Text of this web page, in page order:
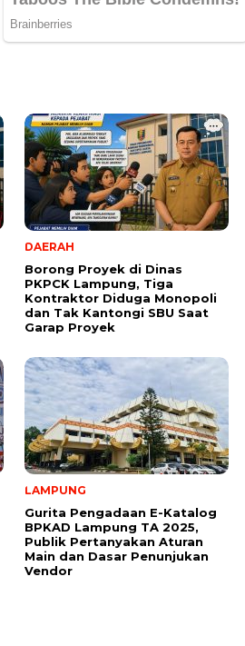
DAERAH
Borong Proyek di Dinas
PKPCK Lampung, Tiga
Kontraktor Diduga Monopoli
dan Tak Kantongi SBU Saat
Garap Proyek
LAMPUNG
Gurita Pengadaan E-Katalog
BPKAD Lampung TA 2025,
Publik Pertanyakan Aturan
Main dan Dasar Penunjukan
Vendor